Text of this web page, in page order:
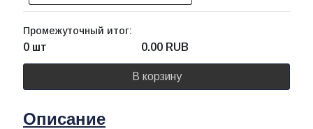
Промежуточный итог:
0 шт 0.00 RUB
В корзину
Описание